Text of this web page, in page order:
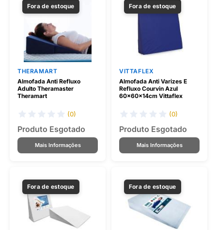
Fora de estoque
THERAMART
Almofada Anti Refluxo
Adulto Theramaster
Theramart
(0)
Produto Esgotado
Mais Informações
Fora de estoque
VITTAFLEX
Almofada Anti Varizes E
Refluxo Courvin Azul
60x60x14cm Vittaflex
(0)
Produto Esgotado
Mais Informações
Fora de estoque Fora de estoque